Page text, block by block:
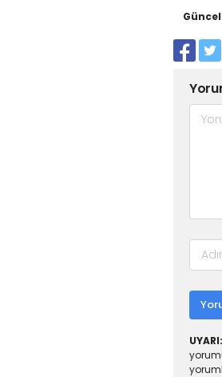
UYARI: